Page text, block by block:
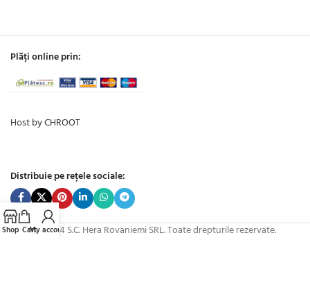
Plăți online prin:
Host by CHROOT
Distribuie pe rețele sociale:
© 2024 S.C. Hera Rovaniemi SRL. Toate drepturile rezervate.
Shop CartMy account